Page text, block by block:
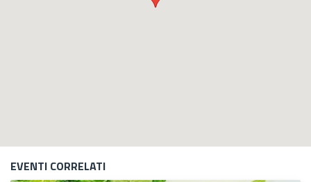
EVENTI CORRELATI